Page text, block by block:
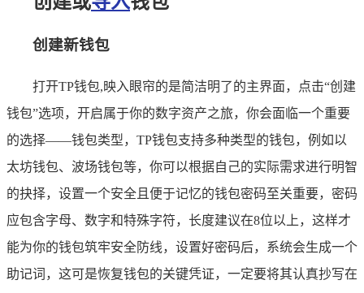
创建新钱包
打开TP钱包,映入眼帘的是简洁明了的主界面，点击“创建
钱包”选项，开启属于你的数字资产之旅，你会面临一个重要
的选择——钱包类型，TP钱包支持多种类型的钱包，例如以
太坊钱包、波场钱包等，你可以根据自己的实际需求进行明智
的抉择，设置一个安全且便于记忆的钱包密码至关重要，密码
应包含字母、数字和特殊字符，长度建议在8位以上，这样才
能为你的钱包筑牢安全防线，设置好密码后，系统会生成一个
助记词，这可是恢复钱包的关键凭证，一定要将其认真抄写在